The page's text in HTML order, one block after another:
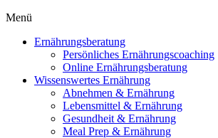
Menü
Ernährungsberatung
Persönliches Ernährungscoaching
Online Ernährungsberatung
Wissenswertes Ernährung
Abnehmen & Ernährung
Lebensmittel & Ernährung
Gesundheit & Ernährung
Meal Prep & Ernährung